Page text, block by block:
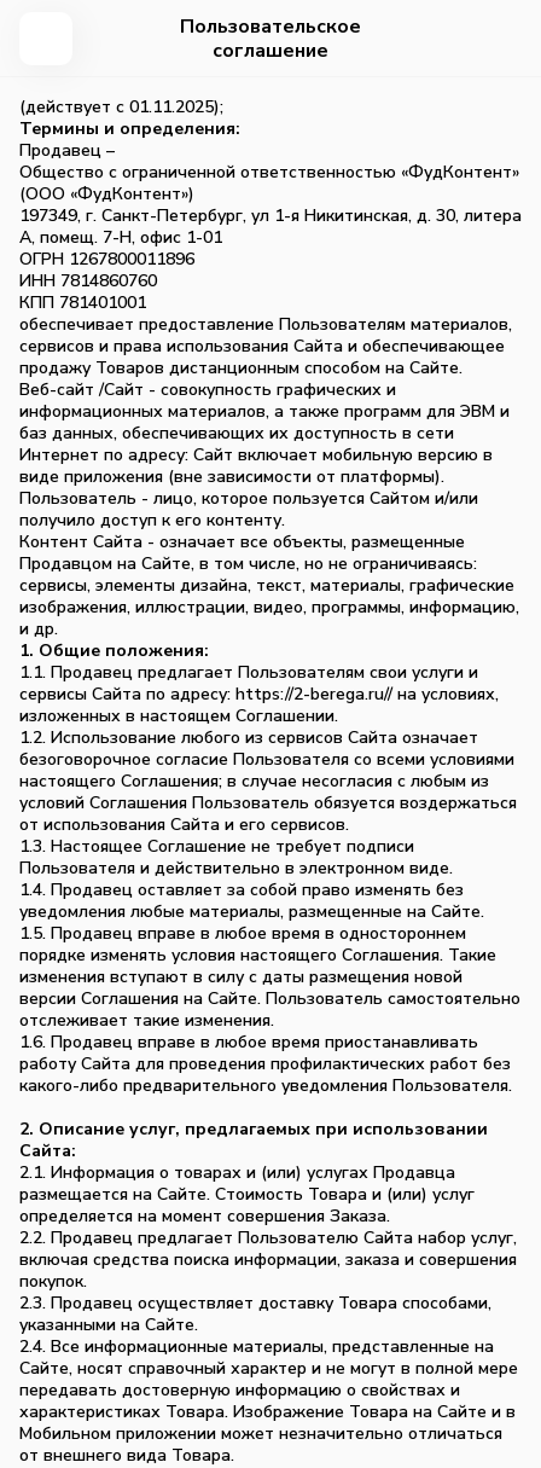
Пользовательское
соглашение
(действует с 01.11.2025);
Термины и определения:
Продавец –
Общество с ограниченной ответственностью «ФудКонтент»
(ООО «ФудКонтент»)
197349, г. Санкт-Петербург, ул 1-я Никитинская, д. 30, литера
А, помещ. 7-Н, офис 1-01
ОГРН 1267800011896
ИНН 7814860760
КПП 781401001
обеспечивает предоставление Пользователям материалов,
сервисов и права использования Сайта и обеспечивающее
продажу Товаров дистанционным способом на Сайте.
Веб-сайт /Сайт - совокупность графических и
информационных материалов, а также программ для ЭВМ и
баз данных, обеспечивающих их доступность в сети
Интернет по адресу: Сайт включает мобильную версию в
виде приложения (вне зависимости от платформы).
Пользователь - лицо, которое пользуется Сайтом и/или
получило доступ к его контенту.
Контент Сайта - означает все объекты, размещенные
Продавцом на Сайте, в том числе, но не ограничиваясь:
сервисы, элементы дизайна, текст, материалы, графические
изображения, иллюстрации, видео, программы, информацию,
и др.
1. Общие положения:
1.1. Продавец предлагает Пользователям свои услуги и
сервисы Сайта по адресу: https://2-berega.ru// на условиях,
изложенных в настоящем Соглашении.
1.2. Использование любого из сервисов Сайта означает
безоговорочное согласие Пользователя со всеми условиями
настоящего Соглашения; в случае несогласия с любым из
условий Соглашения Пользователь обязуется воздержаться
от использования Сайта и его сервисов.
1.3. Настоящее Соглашение не требует подписи
Пользователя и действительно в электронном виде.
1.4. Продавец оставляет за собой право изменять без
уведомления любые материалы, размещенные на Сайте.
1.5. Продавец вправе в любое время в одностороннем
порядке изменять условия настоящего Соглашения. Такие
изменения вступают в силу с даты размещения новой
версии Соглашения на Сайте. Пользователь самостоятельно
отслеживает такие изменения.
1.6. Продавец вправе в любое время приостанавливать
работу Сайта для проведения профилактических работ без
какого-либо предварительного уведомления Пользователя.
2. Описание услуг, предлагаемых при использовании
Сайта:
2.1. Информация о товарах и (или) услугах Продавца
размещается на Сайте. Стоимость Товара и (или) услуг
определяется на момент совершения Заказа.
2.2. Продавец предлагает Пользователю Сайта набор услуг,
включая средства поиска информации, заказа и совершения
покупок.
2.3. Продавец осуществляет доставку Товара способами,
указанными на Сайте.
2.4. Все информационные материалы, представленные на
Сайте, носят справочный характер и не могут в полной мере
передавать достоверную информацию о свойствах и
характеристиках Товара. Изображение Товара на Сайте и в
Мобильном приложении может незначительно отличаться
от внешнего вида Товара.